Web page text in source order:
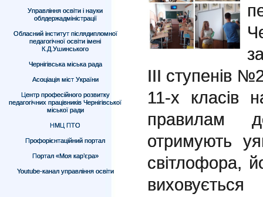
Управління освіти і науки
облдержадміністрації
Обласний інститут післядипломної
педагогічної освіти імені
К.Д.Ушинського
Чернігівська міська рада
Асоціація міст України
Центр професійного розвитку
педагогічних працівників Чернігівської
міської ради
НМЦ ПТО
Профорієнтаційний портал
Портал «Моя кар’єра»
Youtube-канал управління освіти
ІІІ ступенів
11-х класів
правилам
отримують
світлофора,